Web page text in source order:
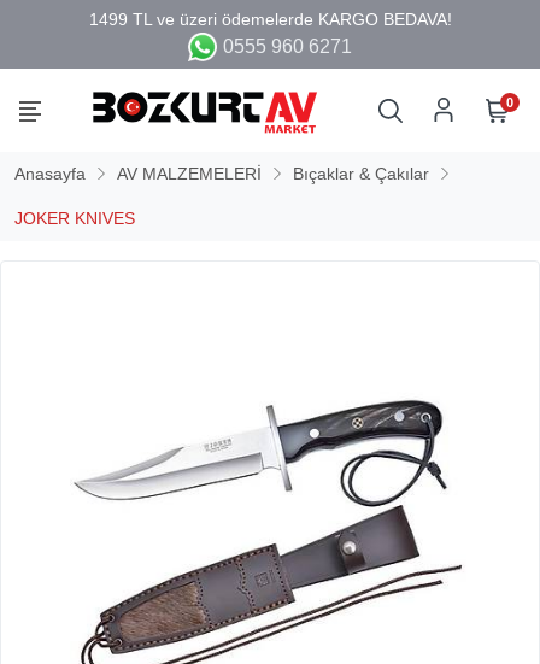
0555 960 6271
0
Anasayfa AV MALZEMELERİ Bıçaklar & Çakılar
JOKER KNIVES